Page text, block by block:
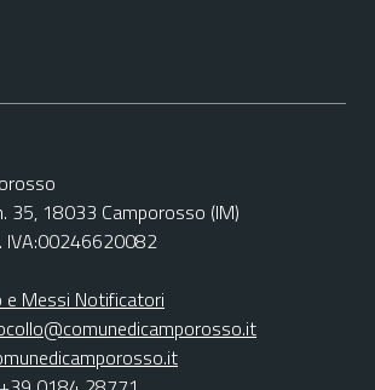
35, 18033 Camporosso (IM)
IVA:00246620082
Messi Notificatori